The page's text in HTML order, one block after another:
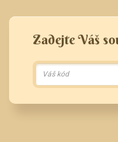
Zadejte Váš